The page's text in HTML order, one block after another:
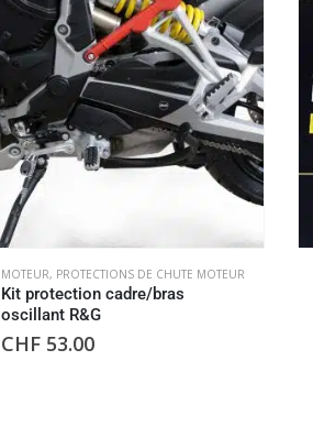
MOTEUR, PROTECTIONS DE CHUTE MOTEUR
Kit protection cadre/bras
oscillant R&G
CHF 53.00